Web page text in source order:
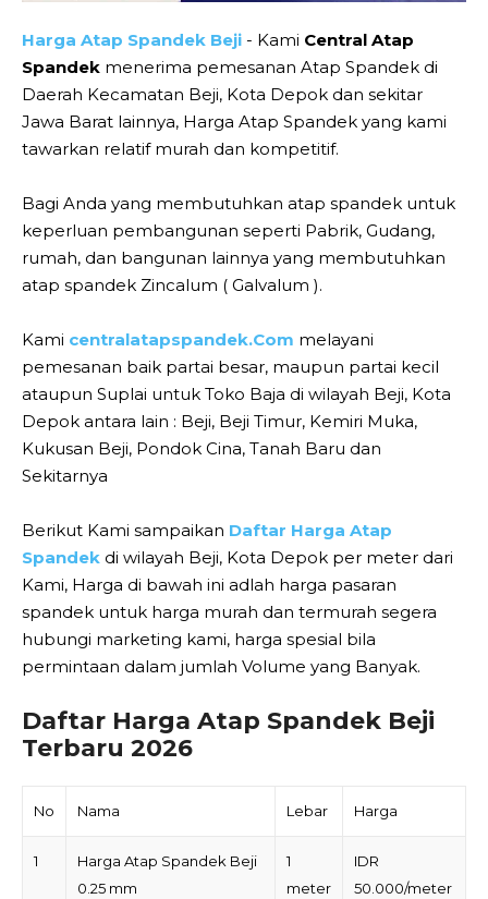
Harga Atap Spandek Beji - Kami Central Atap
Spandek menerima pemesanan Atap Spandek di
Daerah Kecamatan Beji, Kota Depok dan sekitar
Jawa Barat lainnya, Harga Atap Spandek yang kami
tawarkan relatif murah dan kompetitif.
Bagi Anda yang membutuhkan atap spandek untuk
keperluan pembangunan seperti Pabrik, Gudang,
rumah, dan bangunan lainnya yang membutuhkan
atap spandek Zincalum ( Galvalum ).
Kami centralatapspandek.Com melayani
pemesanan baik partai besar, maupun partai kecil
ataupun Suplai untuk Toko Baja di wilayah Beji, Kota
Depok antara lain : Beji, Beji Timur, Kemiri Muka,
Kukusan Beji, Pondok Cina, Tanah Baru dan
Sekitarnya
Berikut Kami sampaikan Daftar Harga Atap
Spandek di wilayah Beji, Kota Depok per meter dari
Kami, Harga di bawah ini adlah harga pasaran
spandek untuk harga murah dan termurah segera
hubungi marketing kami, harga spesial bila
permintaan dalam jumlah Volume yang Banyak.
Daftar Harga Atap Spandek Beji
Terbaru 2026
No Nama Lebar Harga
1
Harga Atap Spandek Beji
0.25 mm
1
meter
IDR
50.000/meter